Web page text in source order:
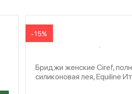
-15%
Бриджи женские Ciref,
силиконовая лея, Equiline